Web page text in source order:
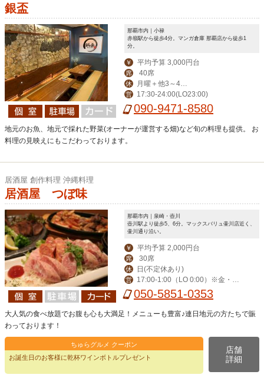
銀盃
那覇市内｜小禄
赤嶺駅から徒歩4分。マンガ倉庫 那覇店から徒歩1
分。
￥ 平均予算 3,000円台
席 40席
休
変動でお休み
営 17:30-24:00(LO23:00)
090-9471-8580
地元のお魚、地元で採れた野菜(オーナーが運営する畑)など旬の料理も提供。 お
料理の見映えにもこだわっております。
居酒屋 創作料理 沖縄料理
居酒屋 つぼ味
那覇市内｜泉崎・壺川
壺川駅より徒歩5、6分。マックスバリュ壷川店近く、
壷川通り沿い。
￥ 平均予算 2,000円台
席 30席
休 日(不定休あり)
営
17:00-1:00（LO 0:00）※金・土・
祝前日-2:00（LO 1:00）
050-5851-0353
大人気の食べ放題でお腹も心も大満足！メニューも豊富♪連日地元の方たちで賑
わっております！
ちゅらグルメ クーポン
お誕生日のお客様に乾杯ワインボトルプレゼント
店舗
詳細